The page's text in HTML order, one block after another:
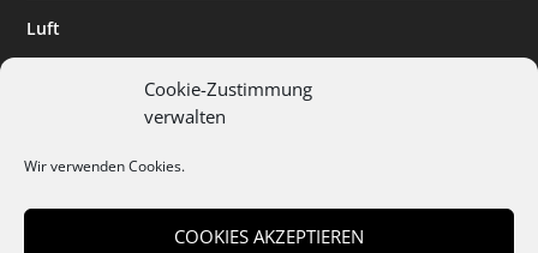
Cookie-Zustimmung
verwalten
Wir verwenden Cookies.
COOKIES AKZEPTIEREN
Luft
Digitalisierung